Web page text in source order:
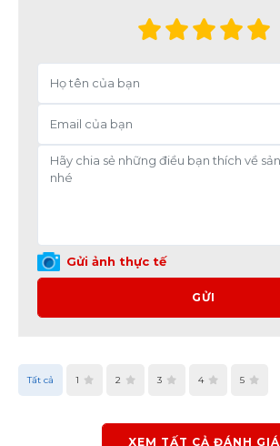
Gửi ảnh thực tế
GỬI
Tất cả 1 2 3 4 5
XEM TẤT CẢ ĐÁNH GIÁ